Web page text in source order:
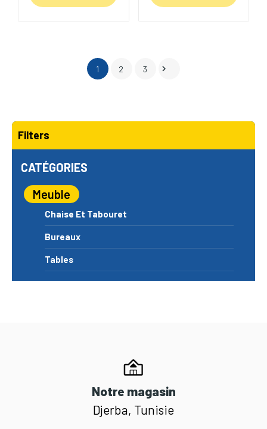
Filters
CATÉGORIES
Meuble
Chaise Et Tabouret
Bureaux
Tables
1 2 3 
Notre magasin
Djerba, Tunisie